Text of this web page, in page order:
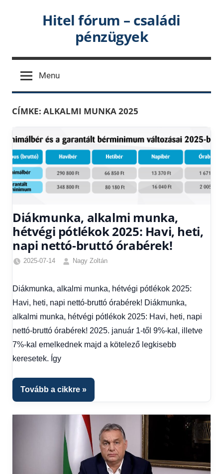
Hitel fórum – családi
pénzügyek
Menu
CÍMKE: ALKALMI MUNKA 2025
Diákmunka, alkalmi munka,
hétvégi pótlékok 2025: Havi, heti,
napi nettó-bruttó órabérek!
2025-07-14
Nagy Zoltán
hírek,
Gazdaság ,
Hírek,
Hírek
kézből,
Diákmunka, alkalmi munka, hétvégi pótlékok 2025:
Havi, heti, napi nettó-bruttó órabérek! Diákmunka,
alkalmi munka, hétvégi pótlékok 2025: Havi, heti, napi
nettó-bruttó órabérek! 2025. január 1-től 9%-kal, illetve
7%-kal emelkednek majd a kötelező legkisebb
keresetek. Így
Tovább a cikkre